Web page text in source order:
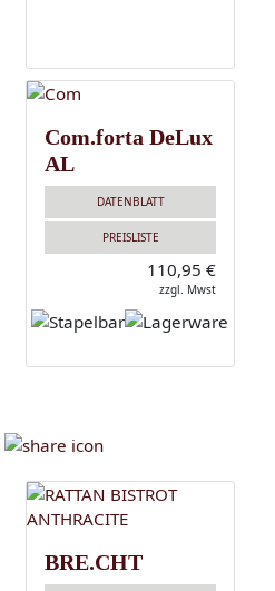
Com.forta DeLux
AL
DATENBLATT
PREISLISTE
110,95 €
zzgl. Mwst
BRE.CHT